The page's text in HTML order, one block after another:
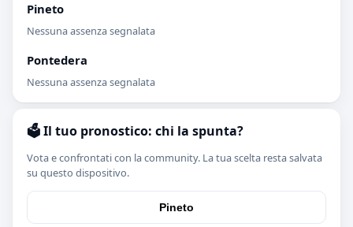
Pineto
Nessuna assenza segnalata
Pontedera
Nessuna assenza segnalata
🗳️ Il tuo pronostico: chi la spunta?
Vota e confrontati con la community. La tua scelta resta salvata
su questo dispositivo.
Pineto